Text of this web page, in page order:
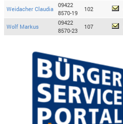
Weidacher Claudia
09422
8570-19
102
Wolf Markus
09422
8570-23
107